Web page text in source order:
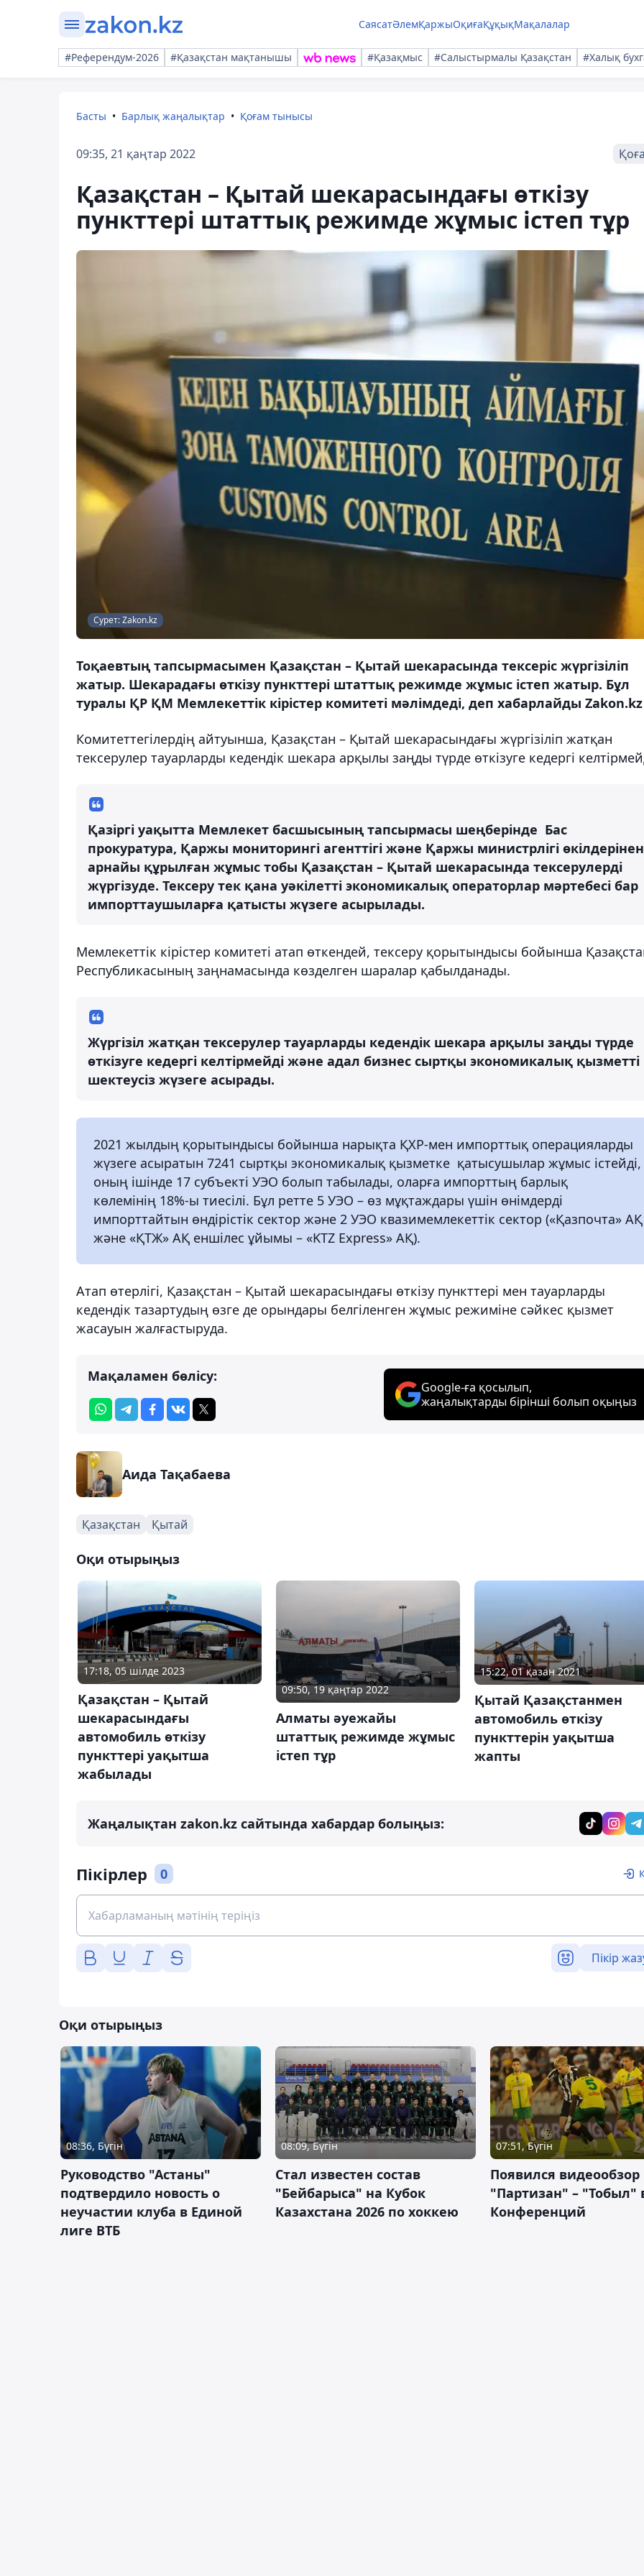
СаясатӘлемҚаржыОқиғаҚұқықМақалалар
#Референдум-2026 #Қазақстан мақтанышы #Қазақмыс #Салыстырмалы Қазақстан #Халық
Басты Барлық жаңалықтар Қоғам тынысы
09:35, 21 қаңтар 2022
Қазақстан – Қытай шекарасындағы өткізу
пункттері штаттық режимде жұмыс істеп тұр
Сурет: Zakon.kz
Тоқаевтың тапсырмасымен Қазақстан – Қытай шекарасында тексеріс жүргізіліп
жатыр. Шекарадағы өткізу пункттері штаттық режимде жұмыс істеп жатыр. Бұл
туралы ҚР ҚМ Мемлекеттік кірістер комитеті мәлімдеді, деп хабарлайды Zakon.kz
Комитеттегілердің айтуынша, Қазақстан – Қытай шекарасындағы жүргізіліп жатқан
тексерулер тауарларды кедендік шекара арқылы заңды түрде өткізуге кедергі
Қазіргі уақытта Мемлекет басшысының тапсырмасы шеңберінде Бас
прокуратура, Қаржы мониторингі агенттігі және Қаржы министрлігі өкілдерінен
арнайы құрылған жұмыс тобы Қазақстан – Қытай шекарасында тексерулерді
жүргізуде. Тексеру тек қана уәкілетті экономикалық операторлар мәртебесі бар
импорттаушыларға қатысты жүзеге асырылады.
Мемлекеттік кірістер комитеті атап өткендей, тексеру қорытындысы бойынша
Республикасының заңнамасында көзделген шаралар қабылданады.
Жүргізіл жатқан тексерулер тауарларды кедендік шекара арқылы заңды түрде
өткізуге кедергі келтірмейді және адал бизнес сыртқы экономикалық қызметті
шектеусіз жүзеге асырады.
2021 жылдың қорытындысы бойынша нарықта ҚХР-мен импорттық операцияларды
жүзеге асыратын 7241 сыртқы экономикалық қызметке қатысушылар жұмыс істейді,
оның ішінде 17 субъекті УЭО болып табылады, оларға импорттың барлық
көлемінің 18%-ы тиесілі. Бұл ретте 5 УЭО – өз мұқтаждары үшін өнімдерді
импорттайтын өндірістік сектор және 2 УЭО квазимемлекеттік сектор («Қазпочта» АҚ
және «ҚТЖ» АҚ еншілес ұйымы – «KTZ Express» АҚ).
Атап өтерлігі, Қазақстан – Қытай шекарасындағы өткізу пункттері мен тауарларды
кедендік тазартудың өзге де орындары белгіленген жұмыс режиміне сәйкес қызмет
жасауын жалғастыруда.
Мақаламен бөлісу:
Google-ға қосылып,
жаңалықтарды бірінші болып оқыңыз
Аида Тақабаева
Қазақстан Қытай
Оқи отырыңыз
17:18, 05 шілде 2023
Қазақстан – Қытай
шекарасындағы
автомобиль өткізу
пункттері уақытша
жабылады
09:50, 19 қаңтар 2022
Алматы әуежайы
штаттық режимде жұмыс
істеп тұр
15:22, 01 қазан 2021
Қытай Қазақстанмен
автомобиль өткізу
пункттерін уақытша
жапты
Жаңалықтан zakon.kz сайтында хабардар болыңыз:
Пікірлер 0
Пікір
Оқи отырыңыз
08:36, Бүгін
Руководство "Астаны"
подтвердило новость о
неучастии клуба в Единой
лиге ВТБ
08:09, Бүгін
Стал известен состав
"Бейбарыса" на Кубок
Казахстана 2026 по хоккею
07:51, Бүгін
Появился
"Партизан" – "Тобыл"
Конференций